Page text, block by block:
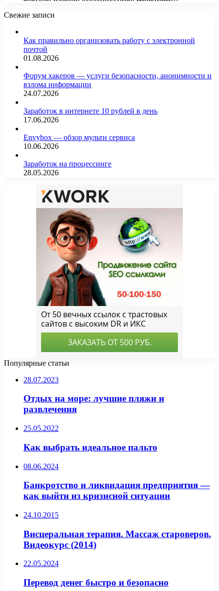
Свежие записи
Как правильно организовать работу с электронной
почтой
01.08.2026
Форум хакеров — услуги безопасности, анонимности и
взлома информации
24.07.2026
Заработок в интернете 10 рублей в день
17.06.2026
Envybox — обзор мульти сервиса
10.06.2026
Заработок на процессинге
28.05.2026
Популярные статьи
28.07.2023
Отдых на море: лучшие пляжи и
развлечения
25.05.2022
Как выбрать идеальное пальто
08.06.2024
Банкротство и ликвидация предприятия —
как выйти из кризисной ситуации
24.10.2015
Висцеральная терапия. Массаж староверов.
Видеокурс (2014)
22.05.2024
Перевод денег быстро и безопасно